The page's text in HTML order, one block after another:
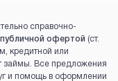
справочно-
публичной офертой (ст.
кредитной или
займы. Все предложения
и помощь в оформлении